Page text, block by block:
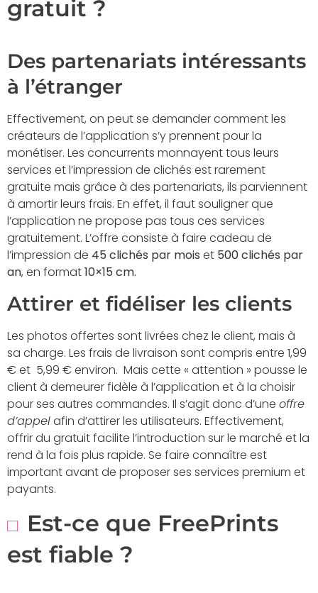
gratuit ?
Des partenariats intéressants
à l’étranger
Effectivement, on peut se demander comment les
créateurs de l’application s’y prennent pour la
monétiser. Les concurrents monnayent tous leurs
services et l’impression de clichés est rarement
gratuite mais grâce à des partenariats, ils parviennent
à amortir leurs frais. En effet, il faut souligner que
l’application ne propose pas tous ces services
gratuitement. L’offre consiste à faire cadeau de
l’impression de 45 clichés par mois et 500 clichés par
an, en format10×15 cm.
Attirer et fidéliser les clients
Les photos offertes sont livrées chez le client, mais à
sa charge. Les frais de livraison sont compris entre 1,99
€ et 5,99 € environ. Mais cette « attention » pousse le
client à demeurer fidèle à l’application et à la choisir
pour ses autres commandes. Il s’agit donc d’une offre
d’appelafin d’attirer les utilisateurs. Effectivement,
offrir du gratuit facilite l’introduction sur le marché et la
rend à la fois plus rapide. Se faire connaître est
important avant de proposer ses services premium et
payants.
Est-ce que FreePrints
est fiable ?